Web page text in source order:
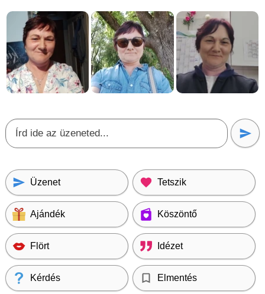
Üzenet Tetszik
Ajándék Köszöntő
Flört Idézet
Kérdés Elmentés